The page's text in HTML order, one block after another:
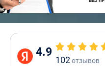
4.9
102отзывов